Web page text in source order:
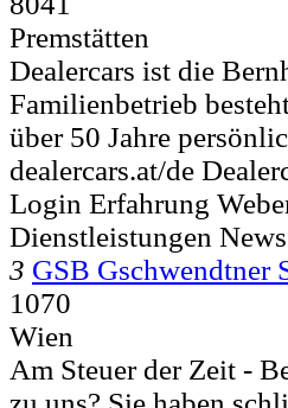
Premstätten
Dealercars ist die
Familienbetrieb
über 50 Jahre
dealercars.at/de
Login Erfahrung
Dienstleistungen
3 GSB Gschwendtner
1070
Wien
Am Steuer der Zeit -